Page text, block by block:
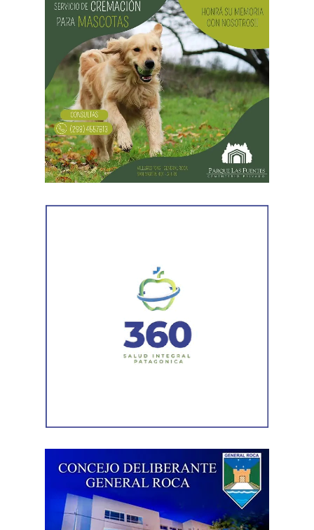
«El espíritu de esta reforma es beneficiar sólo a los
empresarios y aumentar sus márgenes de rentabilidad a
partir de una mayor explotación. Jornadas más extensas
y salarios más bajos», dijo el secretario general de ATE,
Rodolfo Aguiar, al iniciar la exposición por parte del
FreSU, que solicitó la audiencia junto con el Centro de
Estudios Legales y Sociales (CELS) y el Sindicato de
Prensa de Buenos Aires (SiPreBA). Participaron también
representantes de la Asociación de Abogados
Laboralistas, Mariana Amartino y Matías Cremonte, y el
Trabajo (ANJUT), Juan Orsini.
muerta. Con esta reforma, estamos frente a un régimen de
compraventa de la fuerza de trabajo. En la Argentina,
enfrentamos un ataque al Estado de Derecho, a la
democracia, a la Constitución Nacional y al sistema
interamericano de derechos humanos. Por eso es que
esta comisión debe actuar».
vida, como las tarifas de transporte, telefonía celular,
internet, luz y gas. Todo eso produjo una caída del salario
que tiene un impacto directo e indirecto sobre las